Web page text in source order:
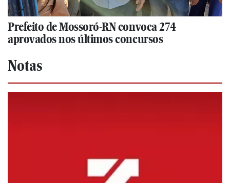
Prefeito de Mossoró-RN convoca 274
aprovados nos últimos concursos
Notas